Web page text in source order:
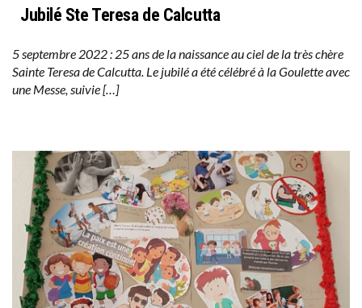
Jubilé Ste Teresa de Calcutta
5 septembre 2022 : 25 ans de la naissance au ciel de la très chère
Sainte Teresa de Calcutta. Le jubilé a été célébré à la Goulette avec
une Messe, suivie […]